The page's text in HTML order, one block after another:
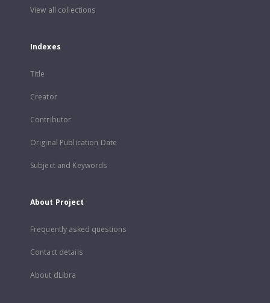
View all collections
Indexes
Title
Creator
Contributor
Original Publication Date
Subject and Keywords
About Project
Frequently asked questions
Contact details
About dLibra